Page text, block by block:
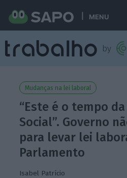
MENU
Mudanças na lei laboral
“Este é o tempo
Social”. Governo
para levar lei
Parlamento
Isabel Patrício